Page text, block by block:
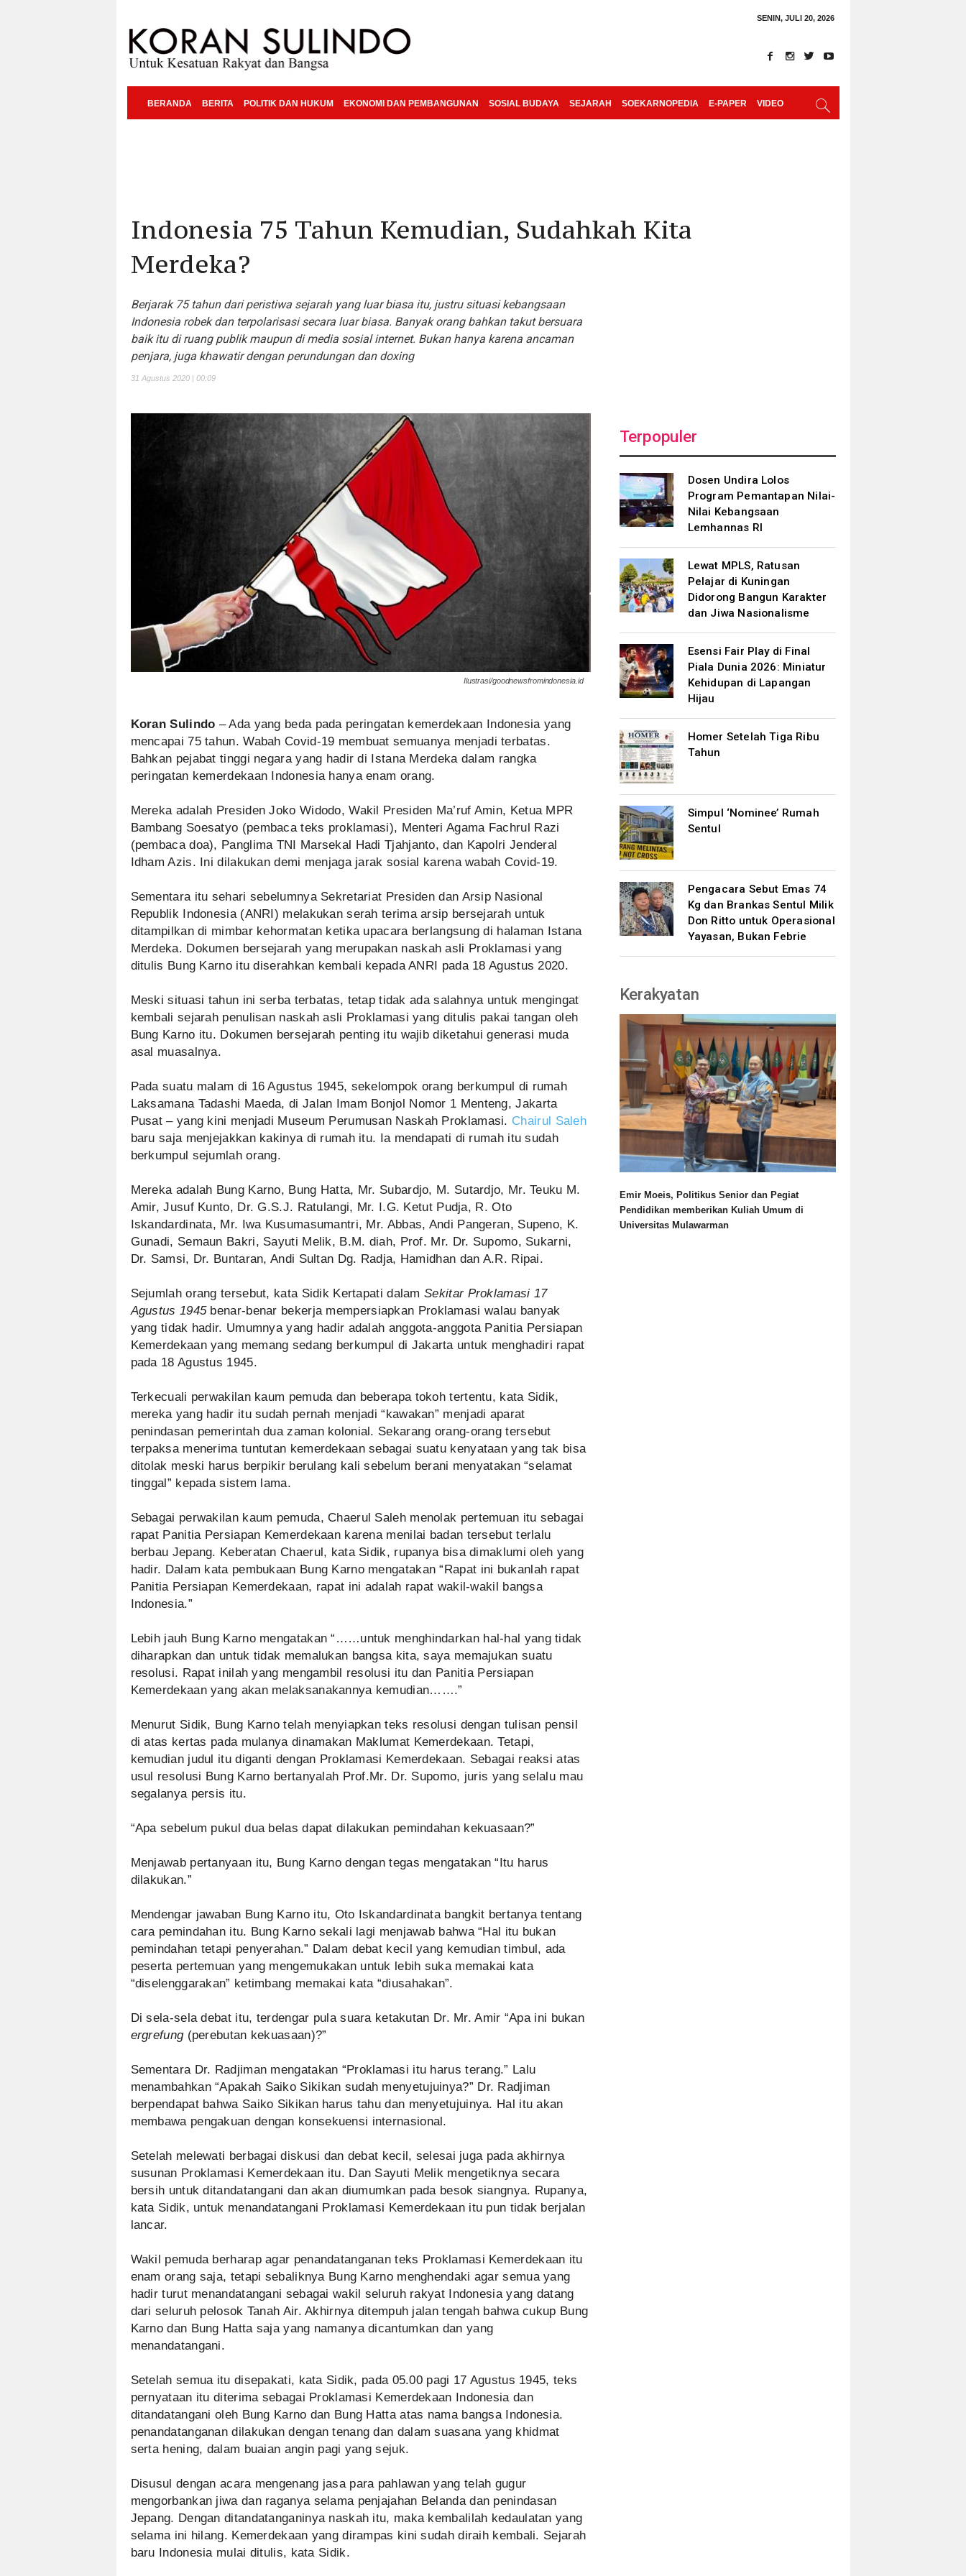
SENIN, JULI 20, 2026
BERANDA BERITA POLITIK DAN HUKUM EKONOMI DAN PEMBANGUNAN SOSIAL BUDAYA SEJARAH SOEKARNOPEDIA E-PAPER VIDEO
Indonesia 75 Tahun Kemudian, Sudahkah Kita
Merdeka?
Berjarak 75 tahun dari peristiwa sejarah yang luar biasa itu, justru situasi kebangsaan
Indonesia robek dan terpolarisasi secara luar biasa. Banyak orang bahkan takut bersuara
baik itu di ruang publik maupun di media sosial internet. Bukan hanya karena ancaman
penjara, juga khawatir dengan perundungan dan doxing
31 Agustus 2020 | 00:09
Ilustrasi/goodnewsfromindonesia.id
Koran Sulindo – Ada yang beda pada peringatan kemerdekaan Indonesia yang
mencapai 75 tahun. Wabah Covid-19 membuat semuanya menjadi terbatas.
Bahkan pejabat tinggi negara yang hadir di Istana Merdeka dalam rangka
peringatan kemerdekaan Indonesia hanya enam orang.
Mereka adalah Presiden Joko Widodo, Wakil Presiden Ma’ruf Amin, Ketua MPR
Bambang Soesatyo (pembaca teks proklamasi), Menteri Agama Fachrul Razi
(pembaca doa), Panglima TNI Marsekal Hadi Tjahjanto, dan Kapolri Jenderal
Idham Azis. Ini dilakukan demi menjaga jarak sosial karena wabah Covid-19.
Sementara itu sehari sebelumnya Sekretariat Presiden dan Arsip Nasional
Republik Indonesia (ANRI) melakukan serah terima arsip bersejarah untuk
ditampilkan di mimbar kehormatan ketika upacara berlangsung di halaman Istana
Merdeka. Dokumen bersejarah yang merupakan naskah asli Proklamasi yang
ditulis Bung Karno itu diserahkan kembali kepada ANRI pada 18 Agustus 2020.
Meski situasi tahun ini serba terbatas, tetap tidak ada salahnya untuk mengingat
kembali sejarah penulisan naskah asli Proklamasi yang ditulis pakai tangan oleh
Bung Karno itu. Dokumen bersejarah penting itu wajib diketahui generasi muda
asal muasalnya.
Pada suatu malam di 16 Agustus 1945, sekelompok orang berkumpul di rumah
Laksamana Tadashi Maeda, di Jalan Imam Bonjol Nomor 1 Menteng, Jakarta
Pusat – yang kini menjadi Museum Perumusan Naskah Proklamasi. Chairul Saleh
baru saja menjejakkan kakinya di rumah itu. Ia mendapati di rumah itu sudah
berkumpul sejumlah orang.
Mereka adalah Bung Karno, Bung Hatta, Mr. Subardjo, M. Sutardjo, Mr. Teuku M.
Amir, Jusuf Kunto, Dr. G.S.J. Ratulangi, Mr. I.G. Ketut Pudja, R. Oto
Iskandardinata, Mr. Iwa Kusumasumantri, Mr. Abbas, Andi Pangeran, Supeno, K.
Gunadi, Semaun Bakri, Sayuti Melik, B.M. diah, Prof. Mr. Dr. Supomo, Sukarni,
Dr. Samsi, Dr. Buntaran, Andi Sultan Dg. Radja, Hamidhan dan A.R. Ripai.
Sejumlah orang tersebut, kata Sidik Kertapati dalamSekitar Proklamasi 17
Agustus 1945benar-benar bekerja mempersiapkan Proklamasi walau banyak
yang tidak hadir. Umumnya yang hadir adalah anggota-anggota Panitia Persiapan
Kemerdekaan yang memang sedang berkumpul di Jakarta untuk menghadiri rapat
pada 18 Agustus 1945.
Terkecuali perwakilan kaum pemuda dan beberapa tokoh tertentu, kata Sidik,
mereka yang hadir itu sudah pernah menjadi “kawakan” menjadi aparat
penindasan pemerintah dua zaman kolonial. Sekarang orang-orang tersebut
terpaksa menerima tuntutan kemerdekaan sebagai suatu kenyataan yang tak bisa
ditolak meski harus berpikir berulang kali sebelum berani menyatakan “selamat
tinggal” kepada sistem lama.
Sebagai perwakilan kaum pemuda, Chaerul Saleh menolak pertemuan itu sebagai
rapat Panitia Persiapan Kemerdekaan karena menilai badan tersebut terlalu
berbau Jepang. Keberatan Chaerul, kata Sidik, rupanya bisa dimaklumi oleh yang
hadir. Dalam kata pembukaan Bung Karno mengatakan “Rapat ini bukanlah rapat
Panitia Persiapan Kemerdekaan, rapat ini adalah rapat wakil-wakil bangsa
Indonesia.”
Lebih jauh Bung Karno mengatakan “……untuk menghindarkan hal-hal yang tidak
diharapkan dan untuk tidak memalukan bangsa kita, saya memajukan suatu
resolusi. Rapat inilah yang mengambil resolusi itu dan Panitia Persiapan
Kemerdekaan yang akan melaksanakannya kemudian…….”
Menurut Sidik, Bung Karno telah menyiapkan teks resolusi dengan tulisan pensil
di atas kertas pada mulanya dinamakan Maklumat Kemerdekaan. Tetapi,
kemudian judul itu diganti dengan Proklamasi Kemerdekaan. Sebagai reaksi atas
usul resolusi Bung Karno bertanyalah Prof.Mr. Dr. Supomo, juris yang selalu mau
segalanya persis itu.
“Apa sebelum pukul dua belas dapat dilakukan pemindahan kekuasaan?”
Menjawab pertanyaan itu, Bung Karno dengan tegas mengatakan “Itu harus
dilakukan.”
Mendengar jawaban Bung Karno itu, Oto Iskandardinata bangkit bertanya tentang
cara pemindahan itu. Bung Karno sekali lagi menjawab bahwa “Hal itu bukan
pemindahan tetapi penyerahan.” Dalam debat kecil yang kemudian timbul, ada
peserta pertemuan yang mengemukakan untuk lebih suka memakai kata
“diselenggarakan” ketimbang memakai kata “diusahakan”.
Di sela-sela debat itu, terdengar pula suara ketakutan Dr. Mr. Amir “Apa ini bukan
ergrefung(perebutan kekuasaan)?”
Sementara Dr. Radjiman mengatakan “Proklamasi itu harus terang.” Lalu
menambahkan “Apakah Saiko Sikikan sudah menyetujuinya?” Dr. Radjiman
berpendapat bahwa Saiko Sikikan harus tahu dan menyetujuinya. Hal itu akan
membawa pengakuan dengan konsekuensi internasional.
Setelah melewati berbagai diskusi dan debat kecil, selesai juga pada akhirnya
susunan Proklamasi Kemerdekaan itu. Dan Sayuti Melik mengetiknya secara
bersih untuk ditandatangani dan akan diumumkan pada besok siangnya. Rupanya,
kata Sidik, untuk menandatangani Proklamasi Kemerdekaan itu pun tidak berjalan
lancar.
Wakil pemuda berharap agar penandatanganan teks Proklamasi Kemerdekaan itu
enam orang saja, tetapi sebaliknya Bung Karno menghendaki agar semua yang
hadir turut menandatangani sebagai wakil seluruh rakyat Indonesia yang datang
dari seluruh pelosok Tanah Air. Akhirnya ditempuh jalan tengah bahwa cukup Bung
Karno dan Bung Hatta saja yang namanya dicantumkan dan yang
menandatangani.
Setelah semua itu disepakati, kata Sidik, pada 05.00 pagi 17 Agustus 1945, teks
pernyataan itu diterima sebagai Proklamasi Kemerdekaan Indonesia dan
ditandatangani oleh Bung Karno dan Bung Hatta atas nama bangsa Indonesia.
penandatanganan dilakukan dengan tenang dan dalam suasana yang khidmat
serta hening, dalam buaian angin pagi yang sejuk.
Disusul dengan acara mengenang jasa para pahlawan yang telah gugur
mengorbankan jiwa dan raganya selama penjajahan Belanda dan penindasan
Jepang. Dengan ditandatanganinya naskah itu, maka kembalilah kedaulatan yang
selama ini hilang. Kemerdekaan yang dirampas kini sudah diraih kembali. Sejarah
baru Indonesia mulai ditulis, kata Sidik.
Terpopuler
Dosen Undira Lolos
Program Pemantapan Nilai-
Nilai Kebangsaan
Lemhannas RI
Lewat MPLS, Ratusan
Pelajar di Kuningan
Didorong Bangun Karakter
dan Jiwa Nasionalisme
Esensi Fair Play di Final
Piala Dunia 2026: Miniatur
Kehidupan di Lapangan
Hijau
Homer Setelah Tiga Ribu
Tahun
Simpul ‘Nominee’ Rumah
Sentul
Pengacara Sebut Emas 74
Kg dan Brankas Sentul Milik
Don Ritto untuk Operasional
Yayasan, Bukan Febrie
Kerakyatan
Emir Moeis, Politikus Senior dan Pegiat
Pendidikan memberikan Kuliah Umum di
Universitas Mulawarman